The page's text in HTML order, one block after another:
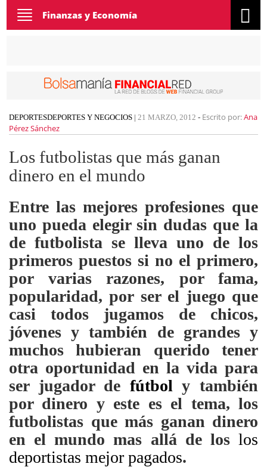
Toggle
navigation
Finanzas y Economía
DEPORTESDEPORTES Y NEGOCIOS | 21 MARZO, 2012 - Escrito por:Ana
Pérez Sánchez
Los futbolistas que más ganan
dinero en el mundo
Entre las mejores profesiones que
uno pueda elegir sin dudas que la
de futbolista se lleva uno de los
primeros puestos si no el primero,
por varias razones, por fama,
popularidad, por ser el juego que
casi todos jugamos de chicos,
jóvenes y también de grandes y
muchos hubieran querido tener
otra oportunidad en la vida para
ser jugador de fútbol y también
por dinero y este es el tema, los
futbolistas que más ganan dinero
en el mundo mas allá de los los
deportistas mejor pagados.